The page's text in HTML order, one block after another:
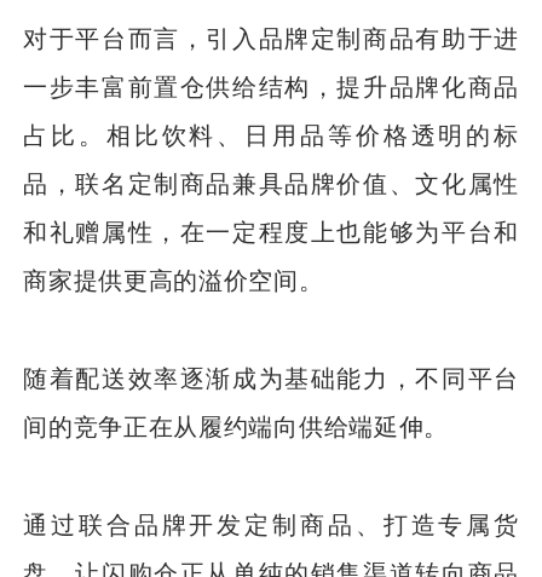
对于平台而言，引入品牌定制商品有助于进
一步丰富前置仓供给结构，提升品牌化商品
占比。相比饮料、日用品等价格透明的标
品，联名定制商品兼具品牌价值、文化属性
和礼赠属性，在一定程度上也能够为平台和
商家提供更高的溢价空间。
随着配送效率逐渐成为基础能力，不同平台
间的竞争正在从履约端向供给端延伸。
通过联合品牌开发定制商品、打造专属货